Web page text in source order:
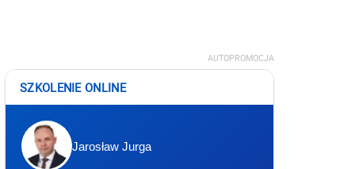
AUTOPROMOCJA
SZKOLENIE ONLINE
Jarosław Jurga